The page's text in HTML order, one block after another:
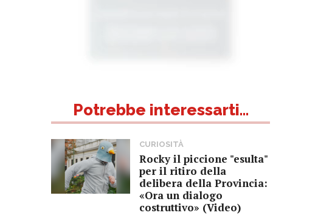
Potrebbe interessarti...
CURIOSITÀ
Rocky il piccione "esulta"
per il ritiro della
delibera della Provincia:
«Ora un dialogo
costruttivo» (Video)